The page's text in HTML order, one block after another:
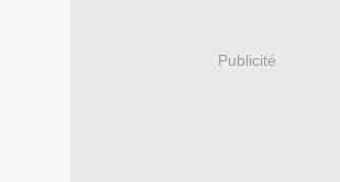
Publicité